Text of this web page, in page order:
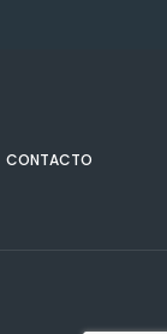
CONTACTO